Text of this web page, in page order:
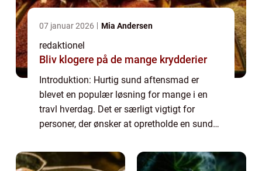
07 januar 2026 Mia Andersen
redaktionel
Bliv klogere på de mange krydderier
Introduktion: Hurtig sund aftensmad er
blevet en populær løsning for mange i en
travl hverdag. Det er særligt vigtigt for
personer, der ønsker at opretholde en sund
familieliv og andre forpligtelser. Den...